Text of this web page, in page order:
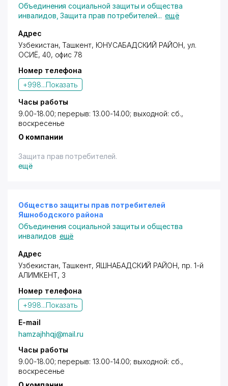
Объединения социальной защиты и общества
инвалидов ,Защита прав потребителей... ещё
Адрес
Узбекистан, Ташкент, ЮНУСАБАДСКИЙ РАЙОН, ул.
ОСИЁ, 40, офис 78
Номер телефона
+998...Показать
Часы работы
9.00-18.00; перерыв: 13.00-14.00; выходной: сб.,
воскресенье
О компании
Защита прав потребителей.
ещё
Общество защиты прав потребителей
Яшнободского района
Объединения социальной защиты и общества
инвалидов ещё
Адрес
Узбекистан, Ташкент, ЯШНАБАДСКИЙ РАЙОН, пр. 1-й
АЛИМКЕНТ, 3
Номер телефона
+998...Показать
E-mail
hamzajhhqj@mail.ru
Часы работы
9.00-18.00; перерыв: 13.00-14.00; выходной: сб.,
воскресенье